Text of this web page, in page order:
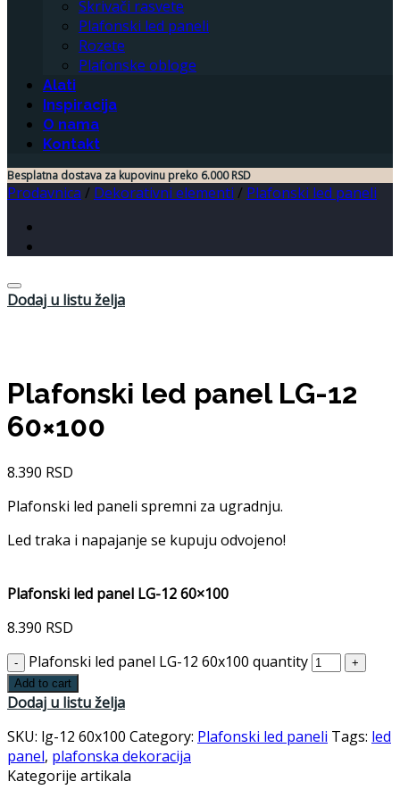
Skrivači rasvete
Plafonski led paneli
Rozete
Plafonske obloge
Alati
Inspiracija
O nama
Kontakt
Besplatna dostava za kupovinu preko 6.000 RSD
Prodavnica / Dekorativni elementi / Plafonski led paneli
Dodaj u listu želja
Plafonski led panel LG-12
60×100
8.390 RSD
Plafonski led paneli spremni za ugradnju.
Led traka i napajanje se kupuju odvojeno!
Plafonski led panel LG-12 60×100
8.390 RSD
Plafonski led panel LG-12 60x100 quantity
Add to cart
Dodaj u listu želja
SKU: lg-12 60x100 Category: Plafonski led paneli Tags: led
panel, plafonska dekoracija
Kategorije artikala